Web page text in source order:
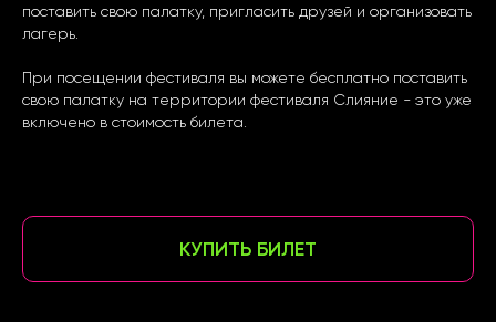
поставить свою палатку, пригласить друзей и организовать
лагерь.
При посещении фестиваля вы можете бесплатно поставить
свою палатку на территории фестиваля Слияние - это уже
включено в стоимость билета.
КУПИТЬ БИЛЕТ